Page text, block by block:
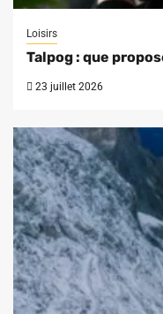
Loisirs
Talpog : que
23 juillet 2026